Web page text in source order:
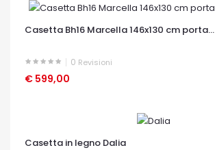
OCCHIATA VELOCE
Casetta Bh16 Marcella 146x130 cm porta...
0 Revisioni
€ 599,00
Casetta in legno Dalia